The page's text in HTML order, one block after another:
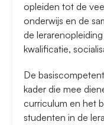
opleiden tot de
onderwijs en de
de
kwalificatie,
De
kader die mee
curriculum en het
studenten in de